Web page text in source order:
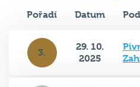
Pořadí Datum
3.
29. 10.
2025